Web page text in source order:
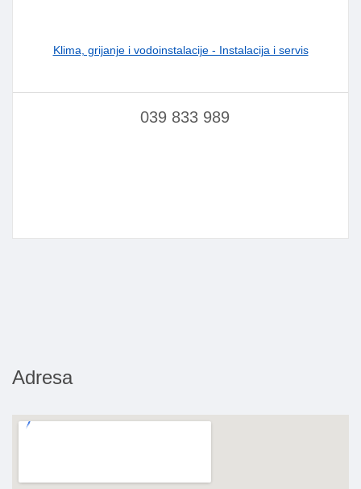
Klima, grijanje i vodoinstalacije - Instalacija i servis
039 833 989
Adresa